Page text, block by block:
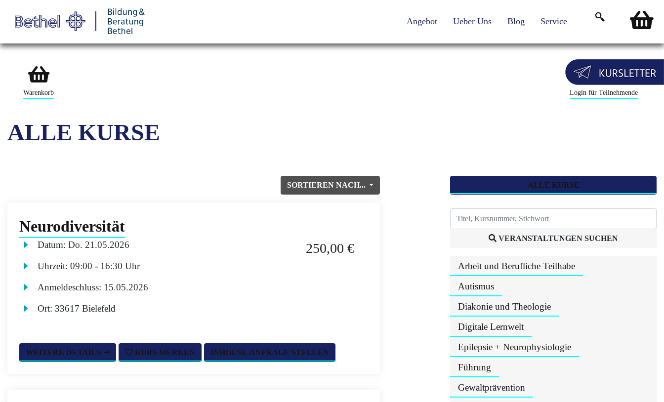
Angebot Ueber Uns Blog Service
Warenkorb Login für Teilnehmende
ALLE KURSE
SORTIEREN NACH...
Neurodiversität
Datum:Do. 21.05.2026
Uhrzeit:09:00 - 16:30 Uhr
Anmeldeschluss: 15.05.2026
Ort: 33617 Bielefeld
250,00 €
WEITERE DETAILS ➞ KURS MERKEN INHOUSE-ANFRAGE STELLEN
ALLE KURSE
VERANSTALTUNGEN SUCHEN
Arbeit und Berufliche Teilhabe
Autismus
Diakonie und Theologie
Digitale Lernwelt
Epilepsie + Neurophysiologie
Führung
Gewaltprävention